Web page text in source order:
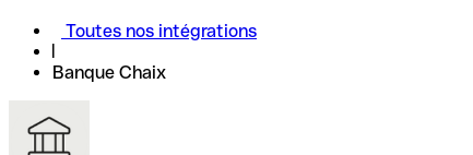
Toutes nos intégrations
Banque Chaix